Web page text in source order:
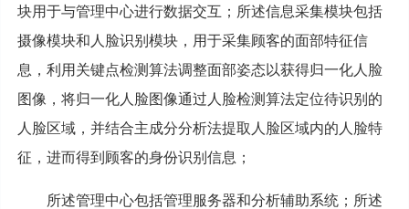
块用于与管理中心进行数据交互；所述信息采集模块包括
摄像模块和人脸识别模块，用于采集顾客的面部特征信
息，利用关键点检测算法调整面部姿态以获得归一化人脸
图像，将归一化人脸图像通过人脸检测算法定位待识别的
人脸区域，并结合主成分分析法提取人脸区域内的人脸特
征，进而得到顾客的身份识别信息；
所述管理中心包括管理服务器和分析辅助系统；所述